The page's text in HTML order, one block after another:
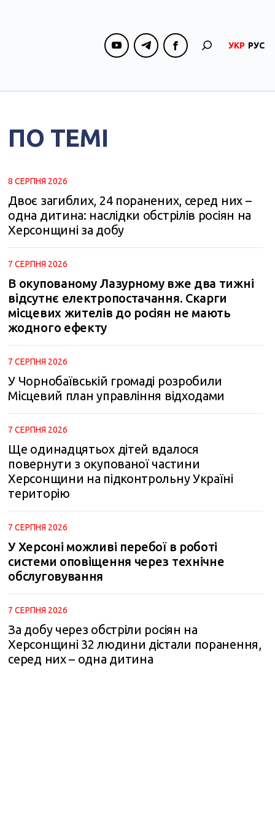
УКР РУС
ПО ТЕМІ
8 СЕРПНЯ 2026
Двоє загиблих, 24 поранених, серед них –
одна дитина: наслідки обстрілів росіян на
Херсонщині за добу
7 СЕРПНЯ 2026
В окупованому Лазурному вже два тижні
відсутнє електропостачання. Скарги
місцевих жителів до росіян не мають
жодного ефекту
7 СЕРПНЯ 2026
У Чорнобаївській громаді розробили
Місцевий план управління відходами
7 СЕРПНЯ 2026
Ще одинадцятьох дітей вдалося
повернути з окупованої частини
Херсонщини на підконтрольну Україні
територію
7 СЕРПНЯ 2026
У Херсоні можливі перебої в роботі
системи оповіщення через технічне
обслуговування
7 СЕРПНЯ 2026
За добу через обстріли росіян на
Херсонщині 32 людини дістали поранення,
серед них – одна дитина